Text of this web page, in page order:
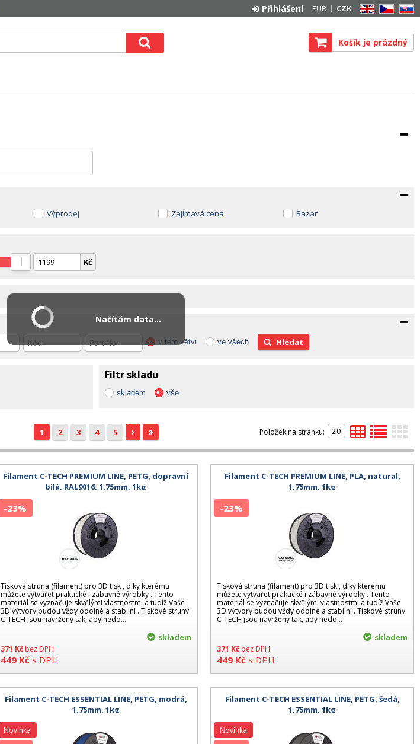
EN CZ SK
EUR CZK
Přihlášení
Košík je prázdný
Výprodej Zajímavá cena Bazar
Kč
v této větvi ve všech Hledat
Filtr skladu
skladem vše
1 2 3 4 5 Položek na stránku:
Filament C-TECH PREMIUM LINE, PETG, dopravní
bílá, RAL9016, 1,75mm, 1kg
Tisková struna (filament) pro 3D tisk , díky kterému
můžete vytvářet praktické i zábavné výrobky . Tento
materiál se vyznačuje skvělými vlastnostmi a tudíž Vaše
3D výtvory budou vždy odolné a stabilní . Tiskové struny
C-TECH jsou navrženy tak, aby nedo...
371 Kč bez DPH
449 Kč s DPH
-23%
skladem
Filament C-TECH PREMIUM LINE, PLA, natural,
1,75mm, 1kg
Tisková struna (filament) pro 3D tisk , díky kterému
můžete vytvářet praktické i zábavné výrobky . Tento
materiál se vyznačuje skvělými vlastnostmi a tudíž Vaše
3D výtvory budou vždy odolné a stabilní . Tiskové struny
C-TECH jsou navrženy tak, aby nedo...
371 Kč bez DPH
449 Kč s DPH
-23%
skladem
Filament C-TECH ESSENTIAL LINE, PETG, modrá,
1,75mm, 1kg
Novinka
Filament C-TECH ESSENTIAL LINE, PETG, šedá,
1,75mm, 1kg
Novinka
Načítám data...